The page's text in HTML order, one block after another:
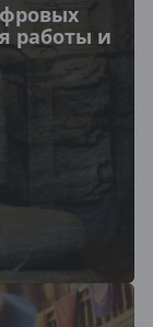
работы и